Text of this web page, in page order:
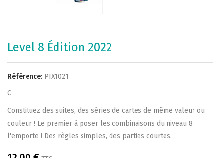
Level 8 Édition 2022
Référence: PIX1021
C
Constituez des suites, des séries de cartes de même valeur ou
couleur ! Le premier à poser les combinaisons du niveau 8
l'emporte ! Des règles simples, des parties courtes.